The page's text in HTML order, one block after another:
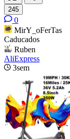
245
0
MirY_oFerTas
Caducados
Ruben
AliExpress
3sem